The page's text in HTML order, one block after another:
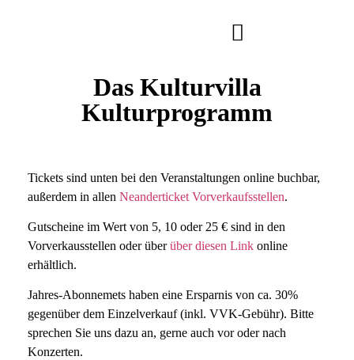
Das Kulturvilla
Kulturprogramm
Tickets sind unten bei den Veranstaltungen online buchbar,
außerdem in allen Neanderticket Vorverkaufsstellen.
Gutscheine im Wert von 5, 10 oder 25 € sind in den
Vorverkausstellen oder überüber diesen Link online
erhältlich.
Jahres-Abonnemets haben eine Ersparnis von ca. 30%
gegenüber dem Einzelverkauf (inkl. VVK-Gebühr). Bitte
sprechen Sie uns dazu an, gerne auch vor oder nach
Konzerten.